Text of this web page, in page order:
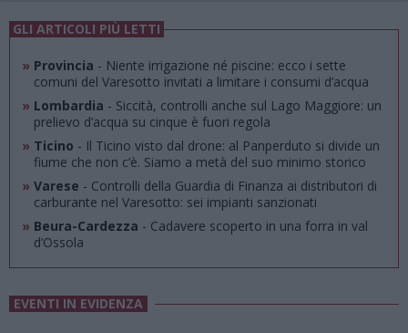
GLI ARTICOLI PIÙ LETTI
» Provincia - Niente irrigazione né piscine: ecco i sette
comuni del Varesotto invitati a limitare i consumi d’acqua
» Lombardia - Siccità, controlli anche sul Lago Maggiore: un
prelievo d’acqua su cinque è fuori regola
» Ticino - Il Ticino visto dal drone: al Panperduto si divide un
fiume che non c’è. Siamo a metà del suo minimo storico
» Varese - Controlli della Guardia di Finanza ai distributori di
carburante nel Varesotto: sei impianti sanzionati
» Beura-Cardezza - Cadavere scoperto in una forra in val
d’Ossola
EVENTI IN EVIDENZA